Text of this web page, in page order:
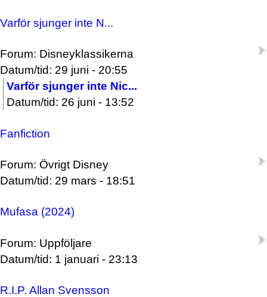
Varför sjunger inte N...
Forum: Disneyklassikerna
Datum/tid: 29 juni - 20:55
Varför sjunger inte Nic...
Datum/tid: 26 juni - 13:52
Fanfiction
Forum: Övrigt Disney
Datum/tid: 29 mars - 18:51
Mufasa (2024)
Forum: Uppföljare
Datum/tid: 1 januari - 23:13
R.I.P. Allan Svensson